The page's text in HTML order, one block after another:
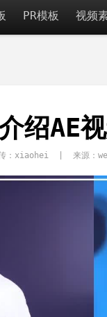
PR模板 视频
绍AE
传：xiaohei | 来源：